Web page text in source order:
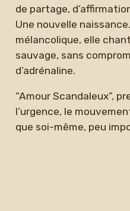
de partage,
Une nouvelle
mélancolique, elle
sauvage, sans
d’adrénaline.
“Amour Scandaleux”,
l’urgence, le
que soi-même, peu